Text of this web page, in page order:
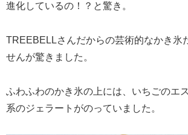
進化しているの！？と驚き。
TREEBELLさんだからの芸術的なかき氷
せんが驚きました。
ふわふわのかき氷の上には、いちごのエ
系のジェラートがのっていました。